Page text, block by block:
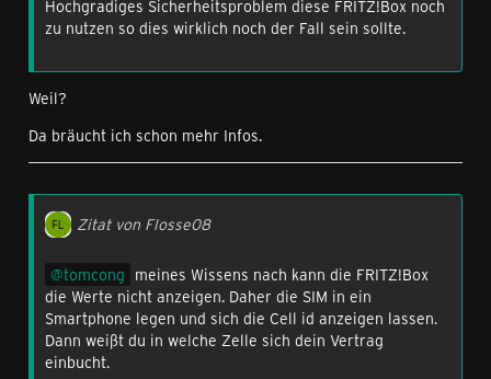
Hochgradiges Sicherheitsproblem diese FRITZ!Box noch
zu nutzen so dies wirklich noch der Fall sein sollte.
Weil?
Da bräucht ich schon mehr Infos.
Zitat von Flosse08
tomcong meines Wissens nach kann die FRITZ!Box
die Werte nicht anzeigen. Daher die SIM in ein
Smartphone legen und sich die Cell id anzeigen lassen.
Dann weißt du in welche Zelle sich dein Vertrag
einbucht.